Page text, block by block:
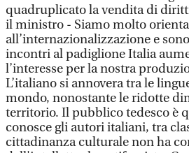
quadruplicato la vendita di
il ministro - Siamo molto
all’internazionalizzazione e
incontri al padiglione Italia
l’interesse per la nostra
L’italiano si annovera tra le
mondo, nonostante le ridotte
territorio. Il pubblico tedesco è
conosce gli autori italiani, tra
cittadinanza culturale non ha